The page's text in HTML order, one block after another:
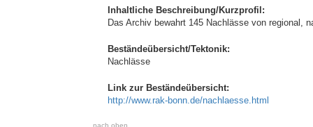
Inhaltliche Beschreibung/Kurzprofil:
Das Archiv bewahrt 145 Nachlässe von regional,
Beständeübersicht/Tektonik:
Nachlässe
Link zur Beständeübersicht:
http://www.rak-bonn.de/nachlaesse.html
nach oben